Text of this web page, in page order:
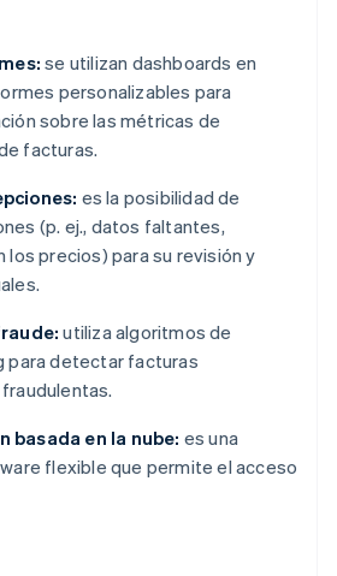
se utilizan dashboards en
personalizables para
sobre las métricas de
facturas.
es la posibilidad de
(p. ej., datos faltantes,
los precios) para su revisión y
utiliza algoritmos de
para detectar facturas
basada en la nube: es una
flexible que permite el acceso